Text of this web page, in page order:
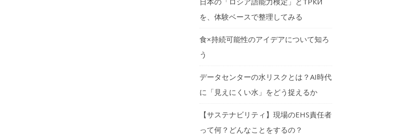
を、体験ベースで整理してみる
食×持続可能性のアイデアについて知ろ
う
データセンターの水リスクとは？AI時代
に「見えにくい水」をどう捉えるか
【サステナビリティ】現場のEHS責任者
って何？どんなことをするの？